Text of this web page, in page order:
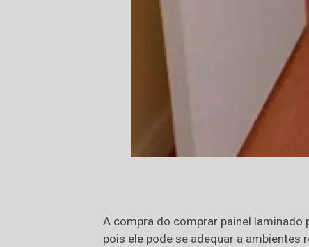
A compra do comprar painel laminado
pois ele pode se adequar a ambientes